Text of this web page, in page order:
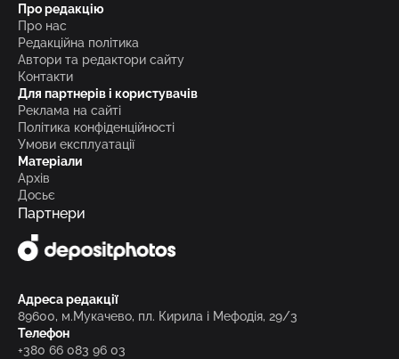
Про редакцію
Про нас
Редакційна політика
Автори та редактори сайту
Контакти
Для партнерів і користувачів
Реклама на сайті
Політика конфіденційності
Умови експлуатації
Матеріали
Архів
Досьє
Партнери
Адреса редакції
89600, м.Мукачево, пл. Кирила і Мефодія, 29/3
Телефон
+380 66 083 96 03